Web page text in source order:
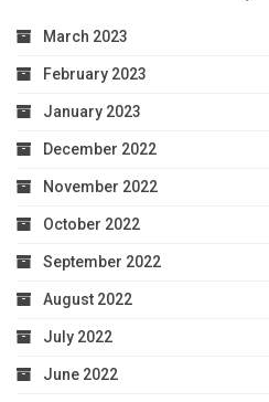
March 2023
February 2023
January 2023
December 2022
November 2022
October 2022
September 2022
August 2022
July 2022
June 2022